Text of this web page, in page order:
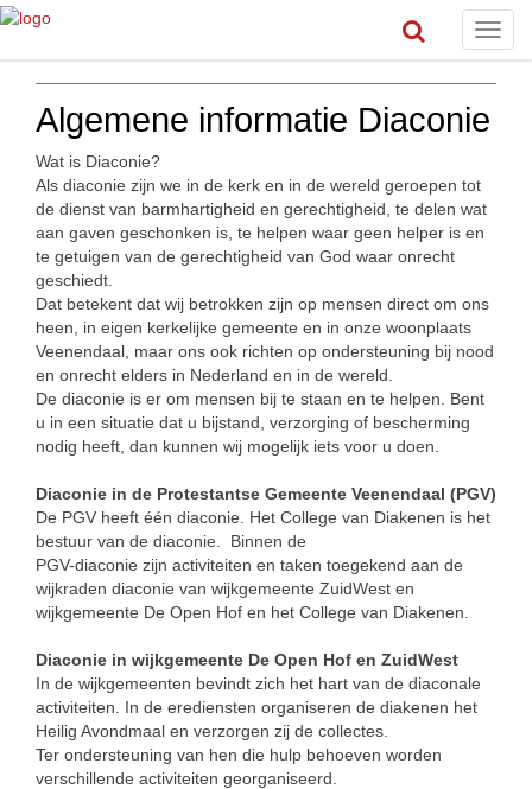
Algemene informatie Diaconie
Wat is Diaconie?
Als diaconie zijn we in de kerk en in de wereld geroepen tot
de dienst van barmhartigheid en gerechtigheid, te delen wat
aan gaven geschonken is, te helpen waar geen helper is en
te getuigen van de gerechtigheid van God waar onrecht
geschiedt.
Dat betekent dat wij betrokken zijn op mensen direct om ons
heen, in eigen kerkelijke gemeente en in onze woonplaats
Veenendaal, maar ons ook richten op ondersteuning bij nood
en onrecht elders in Nederland en in de wereld.
De diaconie is er om mensen bij te staan en te helpen. Bent
u in een situatie dat u bijstand, verzorging of bescherming
nodig heeft, dan kunnen wij mogelijk iets voor u doen.
Diaconie in de Protestantse Gemeente Veenendaal (PGV)
De PGV heeft één diaconie. Het College van Diakenen is het
bestuur van de diaconie. Binnen de
PGV-diaconie zijn activiteiten en taken toegekend aan de
wijkraden diaconie van wijkgemeente ZuidWest en
wijkgemeente De Open Hof en het College van Diakenen.
Diaconie in wijkgemeente De Open Hof en ZuidWest
In de wijkgemeenten bevindt zich het hart van de diaconale
activiteiten. In de erediensten organiseren de diakenen het
Heilig Avondmaal en verzorgen zij de collectes.
Ter ondersteuning van hen die hulp behoeven worden
verschillende activiteiten georganiseerd.